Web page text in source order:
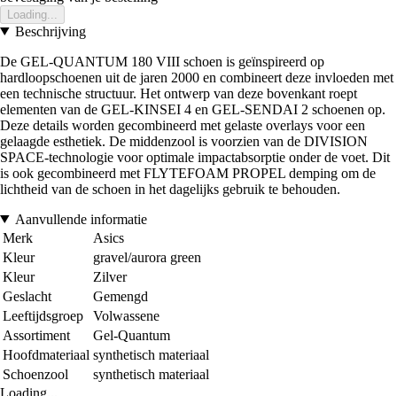
Loading...
Beschrijving
De GEL-QUANTUM 180 VIII schoen is geïnspireerd op
hardloopschoenen uit de jaren 2000 en combineert deze invloeden met
een technische structuur. Het ontwerp van deze bovenkant roept
elementen van de GEL-KINSEI 4 en GEL-SENDAI 2 schoenen op.
Deze details worden gecombineerd met gelaste overlays voor een
gelaagde esthetiek. De middenzool is voorzien van de DIVISION
SPACE-technologie voor optimale impactabsorptie onder de voet. Dit
is ook gecombineerd met FLYTEFOAM PROPEL demping om de
lichtheid van de schoen in het dagelijks gebruik te behouden.
Aanvullende informatie
Merk
Asics
Kleur
gravel/aurora green
Kleur
Zilver
Geslacht
Gemengd
Leeftijdsgroep
Volwassene
Assortiment
Gel-Quantum
Hoofdmateriaal synthetisch materiaal
Schoenzool
synthetisch materiaal
Loading...